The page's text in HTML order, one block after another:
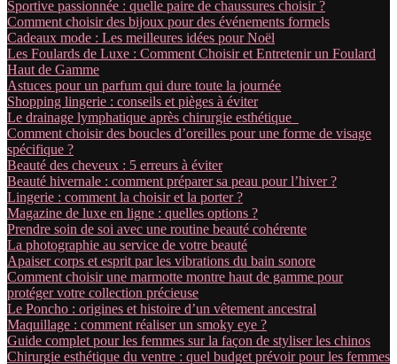
Sportive passionnée : quelle paire de chaussures choisir ?
Comment choisir des bijoux pour des événements formels
Cadeaux mode : Les meilleures idées pour Noël
Les Foulards de Luxe : Comment Choisir et Entretenir un Foulard
Haut de Gamme
Astuces pour un parfum qui dure toute la journée
Shopping lingerie : conseils et pièges à éviter
Le drainage lymphatique après chirurgie esthétique
Comment choisir des boucles d’oreilles pour une forme de visage
spécifique ?
Beauté des cheveux : 5 erreurs à éviter
Beauté hivernale : comment préparer sa peau pour l’hiver ?
Lingerie : comment la choisir et la porter ?
Magazine de luxe en ligne : quelles options ?
Prendre soin de soi avec une routine beauté cohérente
La photographie au service de votre beauté
Apaiser corps et esprit par les vibrations du bain sonore
Comment choisir une marmotte montre haut de gamme pour
protéger votre collection précieuse
Le Poncho : origines et histoire d’un vêtement ancestral
Maquillage : comment réaliser un smoky eye ?
Guide complet pour les femmes sur la façon de styliser les chinos
Chirurgie esthétique du ventre : quel budget prévoir pour les femmes